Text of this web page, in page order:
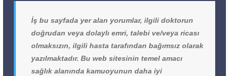
İş bu sayfada yer alan yorumlar, ilgili doktorun
doğrudan veya dolaylı emri, talebi ve/veya ricası
olmaksızın, ilgili hasta tarafından bağımsız olarak
yazılmaktadır. Bu web sitesinin temel amacı
sağlık alanında kamuoyunun daha iyi